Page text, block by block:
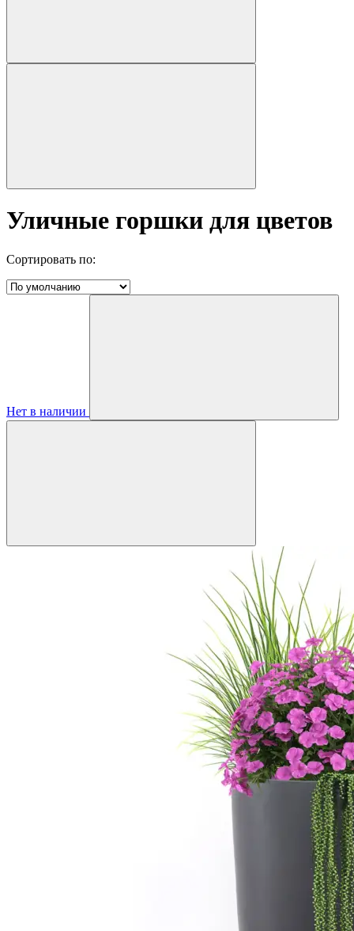
Уличные горшки для цветов
Сортировать по:
Нет в наличии